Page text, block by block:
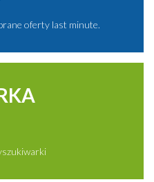
oferty last minute.